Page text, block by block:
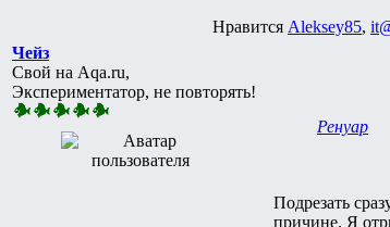
Нравится Aleksey85,
Чейз
Свой на Aqa.ru,
Экспериментатор, не повторять!
Ренуар
Подрезать
причине. Я